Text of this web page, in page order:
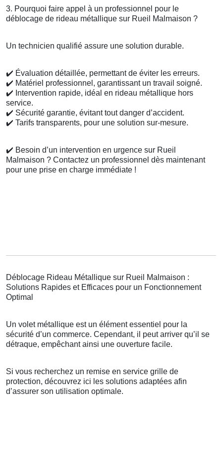
3. Pourquoi faire appel à un professionnel pour le
déblocage de rideau métallique sur Rueil Malmaison ?
Un technicien qualifié assure une solution durable.
✔️ Évaluation détaillée, permettant de éviter les erreurs.
✔️ Matériel professionnel, garantissant un travail soigné.
✔️ Intervention rapide, idéal en rideau métallique hors
service.
✔️ Sécurité garantie, évitant tout danger d’accident.
✔️ Tarifs transparents, pour une solution sur-mesure.
✔️ Besoin d’un intervention en urgence sur Rueil
Malmaison ? Contactez un professionnel dès maintenant
pour une prise en charge immédiate !
Déblocage Rideau Métallique sur Rueil Malmaison :
Solutions Rapides et Efficaces pour un Fonctionnement
Optimal
Un volet métallique est un élément essentiel pour la
sécurité d’un commerce. Cependant, il peut arriver qu’il se
détraque, empêchant ainsi une ouverture facile.
Si vous recherchez un remise en service grille de
protection, découvrez ici les solutions adaptées afin
d’assurer son utilisation optimale.